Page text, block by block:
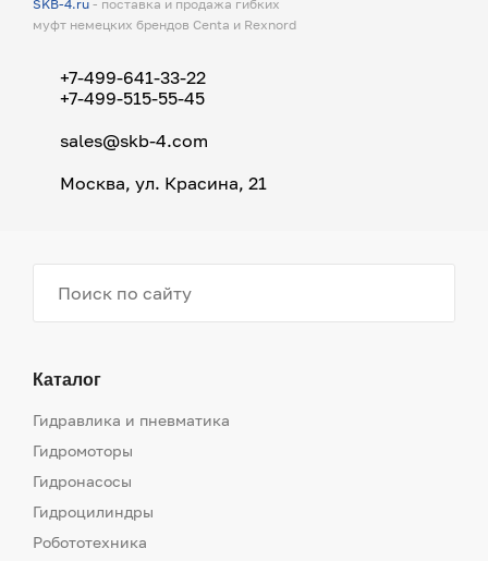
SKB-4.ru - поставка и продажа гибких
муфт немецких брендов Centa и Rexnord
+7-499-641-33-22
+7-499-515-55-45
sales@skb-4.com
Москва, ул. Красина, 21
Каталог
Гидравлика и пневматика
Гидромоторы
Гидронасосы
Гидроцилиндры
Робототехника